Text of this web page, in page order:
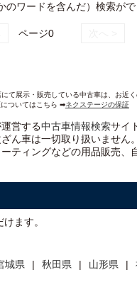
のワードを含んだ）検索がで
ページ0
て展示・販売している中古車は、お近
ついてはこちら ➡ネクステージの保証
営する中古車情報検索サイ
ん車は一切取り扱いません
ティングなどの用品販売
ます。
城県 秋田県 山形県